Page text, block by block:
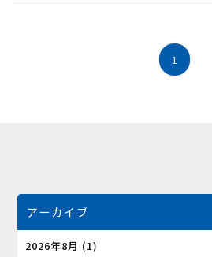
アーカイブ
2026年8月 (1)
1